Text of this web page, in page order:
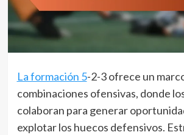
La formación 5-2-3 ofrece un
combinaciones ofensivas, donde
colaboran para generar
explotar los huecos defensivos.